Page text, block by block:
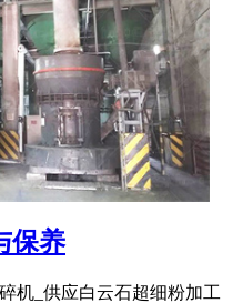
保养
机_供应白云石超细粉加工